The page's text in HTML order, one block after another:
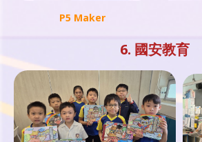
P5 Maker
6. 國安教育